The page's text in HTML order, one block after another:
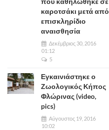
καροτσάκι μετά από
επισκληρίδιο
αναισθησία
Δεκέμβριος 30, 2016
01:12
5
Εγκαινιάστηκε ο
Ζωολογικός Κήπος
Φλώρινας (video,
pics)
Αύγουστος 19, 2016
10:02